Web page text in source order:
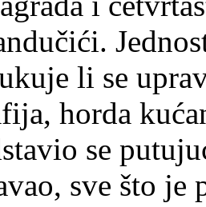
li se
horda
se
sve što je